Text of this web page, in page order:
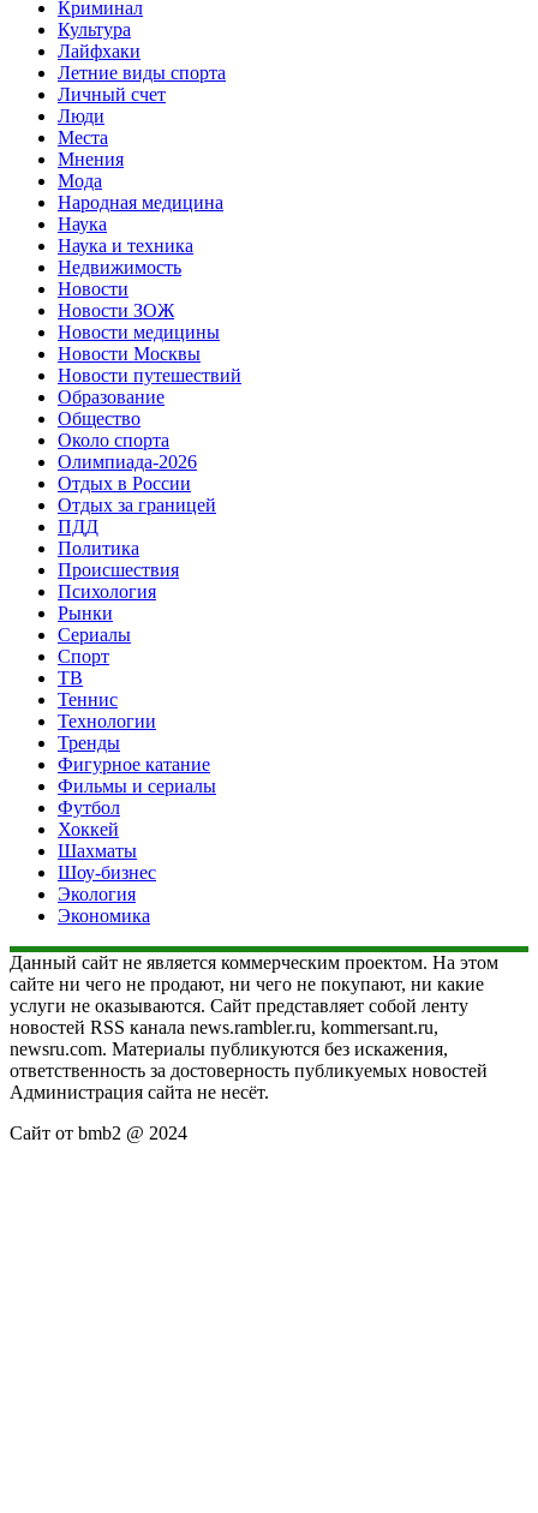
Криминал
Культура
Лайфхаки
Летние виды спорта
Личный счет
Люди
Места
Мнения
Мода
Народная медицина
Наука
Наука и техника
Недвижимость
Новости
Новости ЗОЖ
Новости медицины
Новости Москвы
Новости путешествий
Образование
Общество
Около спорта
Олимпиада-2026
Отдых в России
Отдых за границей
ПДД
Политика
Происшествия
Психология
Рынки
Сериалы
Спорт
ТВ
Теннис
Технологии
Тренды
Фигурное катание
Фильмы и сериалы
Футбол
Хоккей
Шахматы
Шоу-бизнес
Экология
Экономика
Данный сайт не является коммерческим проектом. На этом
сайте ни чего не продают, ни чего не покупают, ни какие
услуги не оказываются. Сайт представляет собой ленту
новостей RSS канала news.rambler.ru, kommersant.ru,
newsru.com. Материалы публикуются без искажения,
ответственность за достоверность публикуемых новостей
Администрация сайта не несёт.
Сайт от bmb2 @ 2024